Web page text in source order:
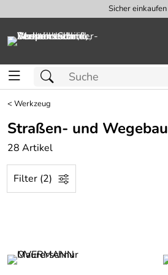
Sicher einkaufen
<Werkzeug
Straßen- und Wegebau
28 Artikel
Filter (2)